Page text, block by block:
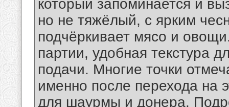
который запоминается и
но не тяжёлый, с ярким
подчёркивает мясо и
партии, удобная текстура
подачи. Многие точки
именно после перехода на
для шаурмы и донера.